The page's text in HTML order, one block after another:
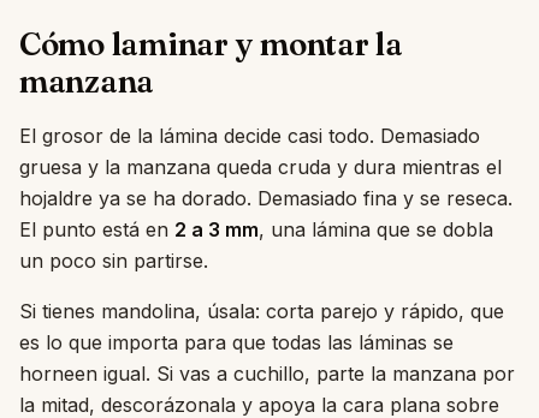
Cómo laminar y montar la
manzana
El grosor de la lámina decide casi todo. Demasiado
gruesa y la manzana queda cruda y dura mientras el
hojaldre ya se ha dorado. Demasiado fina y se reseca.
El punto está en 2 a 3 mm, una lámina que se dobla
un poco sin partirse.
Si tienes mandolina, úsala: corta parejo y rápido, que
es lo que importa para que todas las láminas se
horneen igual. Si vas a cuchillo, parte la manzana por
la mitad, descorázonala y apoya la cara plana sobre